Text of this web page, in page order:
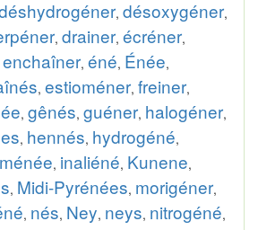
, désoxygéner,
, drainer, écréner,
enchaîner, éné, Énée,
, estioméner, freiner,
, gênés, guéner, halogéner,
, hennés, hydrogéné,
, inaliéné, Kunene,
, Midi-Pyrénées, morigéner,
, nés, Ney, neys, nitrogéné,